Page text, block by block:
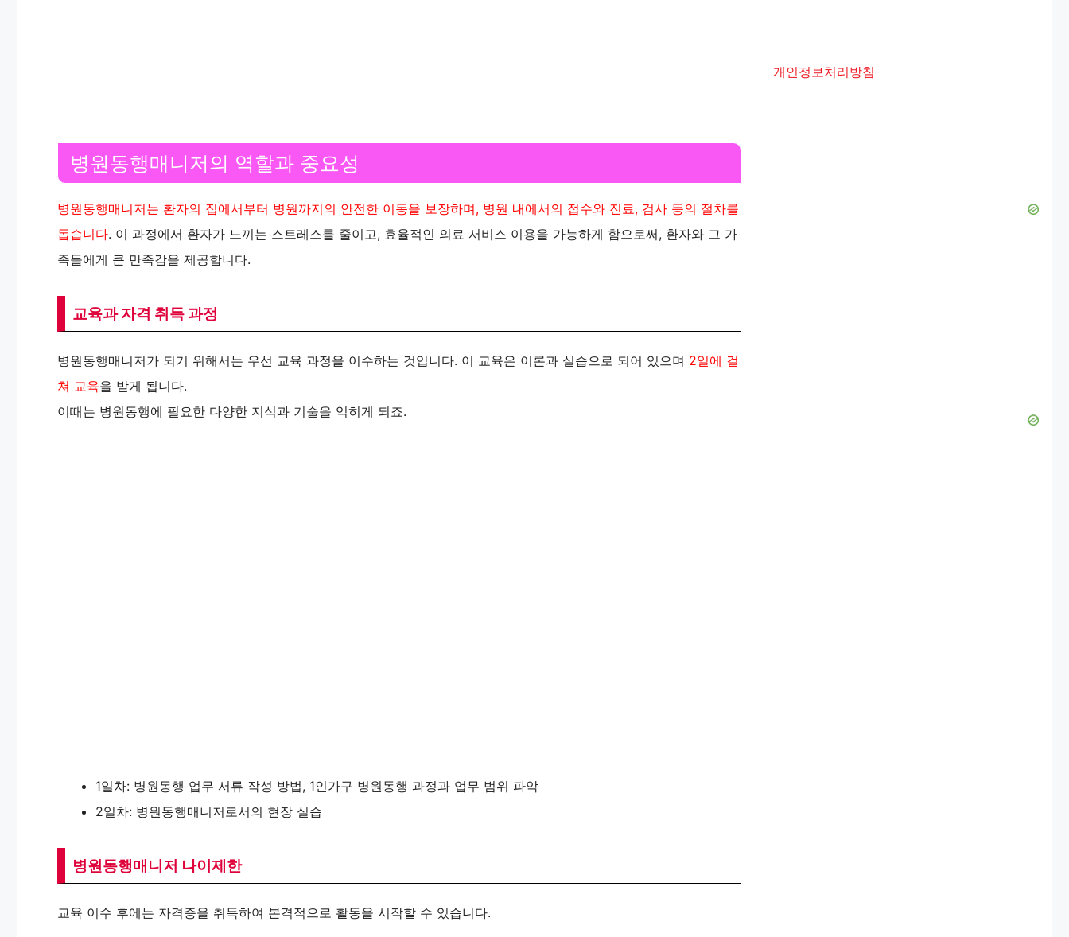
병원동행매니저의 역할과 중요성
병원동행매니저는 환자의 집에서부터 병원까지의 안전한 이동을 보장하며, 병원 내에서의 접수와 진료, 검사 등의 절차를
돕습니다. 이 과정에서 환자가 느끼는 스트레스를 줄이고, 효율적인 의료 서비스 이용을 가능하게 함으로써, 환자와 그 가
족들에게 큰 만족감을 제공합니다.
교육과 자격 취득 과정
병원동행매니저가 되기 위해서는 우선 교육 과정을 이수하는 것입니다. 이 교육은 이론과 실습으로 되어 있으며 2일에 걸
쳐 교육을 받게 됩니다.
이때는 병원동행에 필요한 다양한 지식과 기술을 익히게 되죠.
1일차: 병원동행 업무 서류 작성 방법, 1인가구 병원동행 과정과 업무 범위 파악
2일차: 병원동행매니저로서의 현장 실습
병원동행매니저 나이제한
교육 이수 후에는 자격증을 취득하여 본격적으로 활동을 시작할 수 있습니다.
개인정보처리방침